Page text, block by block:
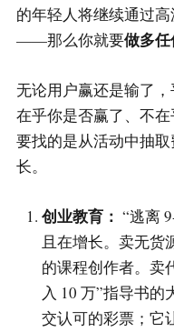
的年轻人将继续通过
——那么你就要做多
无论用户赢还是输了
在乎你是否赢了、不
要找的是从活动中抽
长。
创业教育： “逃离
且在增长。卖无货
的课程创作者。卖
入 10 万”指导书的
交认可的彩票；它